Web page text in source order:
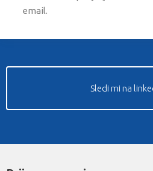
email.
Sledi mi na